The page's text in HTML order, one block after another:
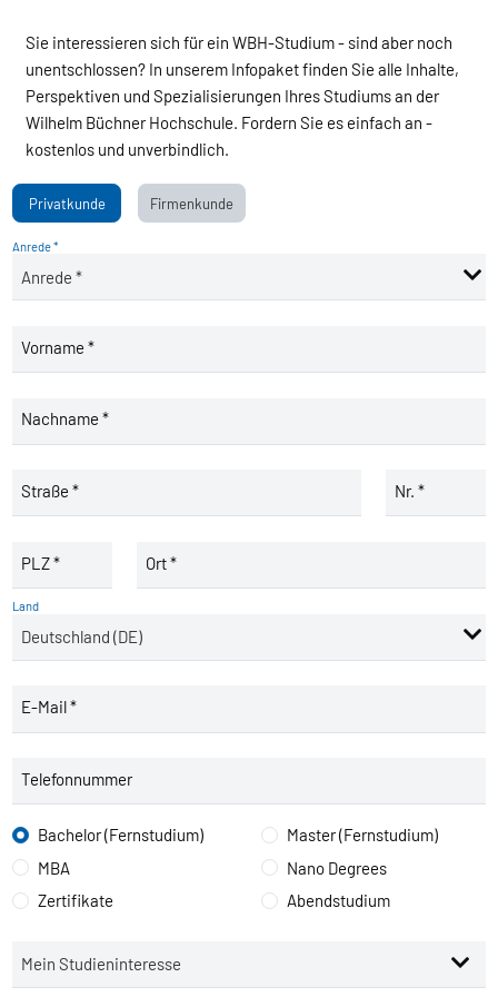
Sie interessieren sich für ein WBH-Studium - sind aber noch
unentschlossen? In unserem Infopaket finden Sie alle Inhalte,
Perspektiven und Spezialisierungen Ihres Studiums an der
Wilhelm Büchner Hochschule. Fordern Sie es einfach an -
kostenlos und unverbindlich.
Privatkunde Firmenkunde
Anrede *
Vorname *
Nachname *
Straße * Nr. *
PLZ * Ort *
Land
E-Mail *
Telefonnummer
Bachelor (Fernstudium)
Master (Fernstudium)
MBA
Nano Degrees
Zertifikate
Abendstudium